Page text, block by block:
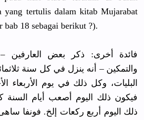
yang tertulis dalam kitab Mujarabat
bab 18 sebagai berikut ?).
فائدة أخرى: ذكر بعض
والتمكين – أنه ينزل في كل سنة
البليات، وكل ذلك في يوم الأربعاء
فيكون ذلك اليوم أصعب أيام
ذلك اليوم أربع ركعات إلخ. فونفا